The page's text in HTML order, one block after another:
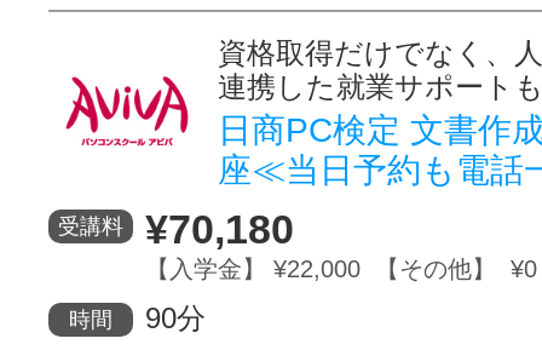
資格取得だけでなく、
連携した就業サポート
日商PC検定 文書作
座≪当日予約も電話
受講料 ¥70,180
【入学金】 ¥22,000 【その他】 ¥0
時間 90分